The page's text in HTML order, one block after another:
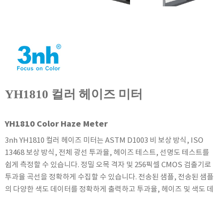
INFICON
INSMARK
JFE Advantech
KETT
KORNO
KYORITSU
Martens (GHM Group)
MEIJI TECHNO
YH1810 컬러 헤이즈 미터
YH1810 Color Haze Meter
3nh YH1810 컬러 헤이즈 미터는 ASTM D1003 비 보상 방식, ISO
13468 보상 방식, 전체 광선 투과율, 헤이즈 테스트, 선명도 테스트를
쉽게 측정할 수 있습니다. 정밀 오목 격자 및 256픽셀 CMOS 검출기로
투과율 곡선을 정확하게 수집할 수 있습니다. 전송된 샘플, 전송된 샘플
의 다양한 색도 데이터를 정확하게 출력하고 투과율, 헤이즈 및 색도 데